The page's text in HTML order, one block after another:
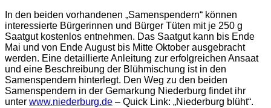
In den beiden vorhandenen „Samenspendern“ können
interessierte Bürgerinnen und Bürger Tüten mit je 250 g
Saatgut kostenlos entnehmen. Das Saatgut kann bis Ende
Mai und von Ende August bis Mitte Oktober ausgebracht
werden. Eine detaillierte Anleitung zur erfolgreichen Ansaat
und eine Beschreibung der Blühmischung ist in den
Samenspendern hinterlegt. Den Weg zu den beiden
Samenspendern in der Gemarkung Niederburg findet ihr
unter www.niederburg.de – Quick Link: „Niederburg blüht“.